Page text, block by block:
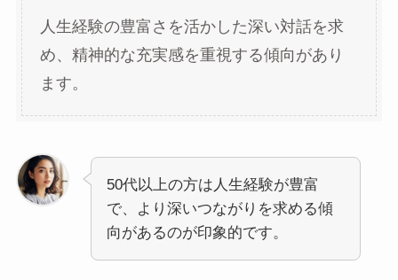
人生経験の豊富さを活かした深い対話を求
め、精神的な充実感を重視する傾向があり
ます。
50代以上の方は人生経験が豊富
で、より深いつながりを求める傾
向があるのが印象的です。